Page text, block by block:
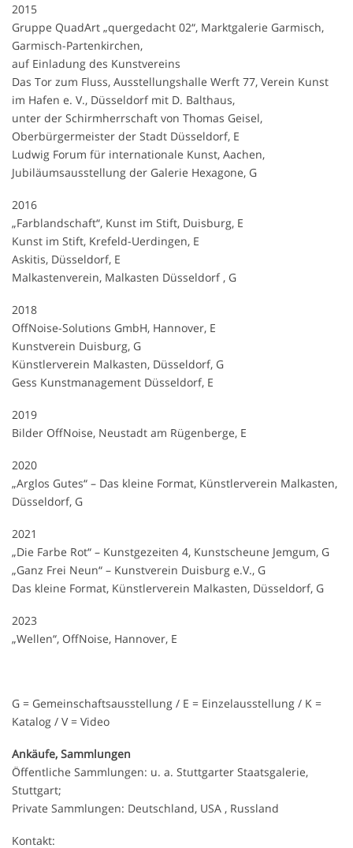
2015
Gruppe QuadArt „quergedacht 02“, Marktgalerie Garmisch,
Garmisch-Partenkirchen,
auf Einladung des Kunstvereins
Das Tor zum Fluss, Ausstellungshalle Werft 77, Verein Kunst
im Hafen e. V., Düsseldorf mit D. Balthaus,
unter der Schirmherrschaft von Thomas Geisel,
Oberbürgermeister der Stadt Düsseldorf, E
Ludwig Forum für internationale Kunst, Aachen,
Jubiläumsausstellung der Galerie Hexagone, G
2016
„Farblandschaft“, Kunst im Stift, Duisburg, E
Kunst im Stift, Krefeld-Uerdingen, E
Askitis, Düsseldorf, E
Malkastenverein, Malkasten Düsseldorf , G
2018
OffNoise-Solutions GmbH, Hannover, E
Kunstverein Duisburg, G
Künstlerverein Malkasten, Düsseldorf, G
Gess Kunstmanagement Düsseldorf, E
2019
Bilder OffNoise, Neustadt am Rügenberge, E
2020
„Arglos Gutes“ – Das kleine Format, Künstlerverein Malkasten,
Düsseldorf, G
2021
„Die Farbe Rot“ – Kunstgezeiten 4, Kunstscheune Jemgum, G
„Ganz Frei Neun“ – Kunstverein Duisburg e.V., G
Das kleine Format, Künstlerverein Malkasten, Düsseldorf, G
2023
„Wellen“, OffNoise, Hannover, E
G = Gemeinschaftsausstellung / E = Einzelausstellung / K =
Katalog / V = Video
Ankäufe, Sammlungen
Öffentliche Sammlungen: u. a. Stuttgarter Staatsgalerie,
Stuttgart;
Private Sammlungen: Deutschland, USA , Russland
Kontakt: